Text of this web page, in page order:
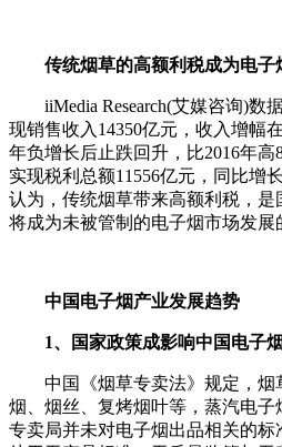
传统烟草的高额利税成为电子
iiMedia Research(艾媒咨询)数
现销售收入14350亿元，收入增幅
年负增长后止跌回升，比2016年高
实现税利总额11556亿元，同比增
认为，传统烟草带来高额利税，
将成为未被管制的电子烟市场发展
中国电子烟产业发展趋势
1、国家政策成影响中国电子
中国《烟草专卖法》规定，烟
烟、烟丝、复烤烟叶等，蒸汽电
专卖局并未对电子烟出品相关的